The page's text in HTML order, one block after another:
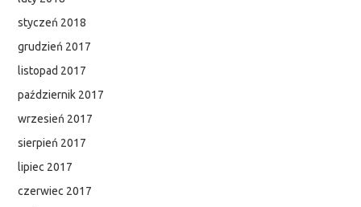
styczeń 2018
grudzień 2017
listopad 2017
październik 2017
wrzesień 2017
sierpień 2017
lipiec 2017
czerwiec 2017